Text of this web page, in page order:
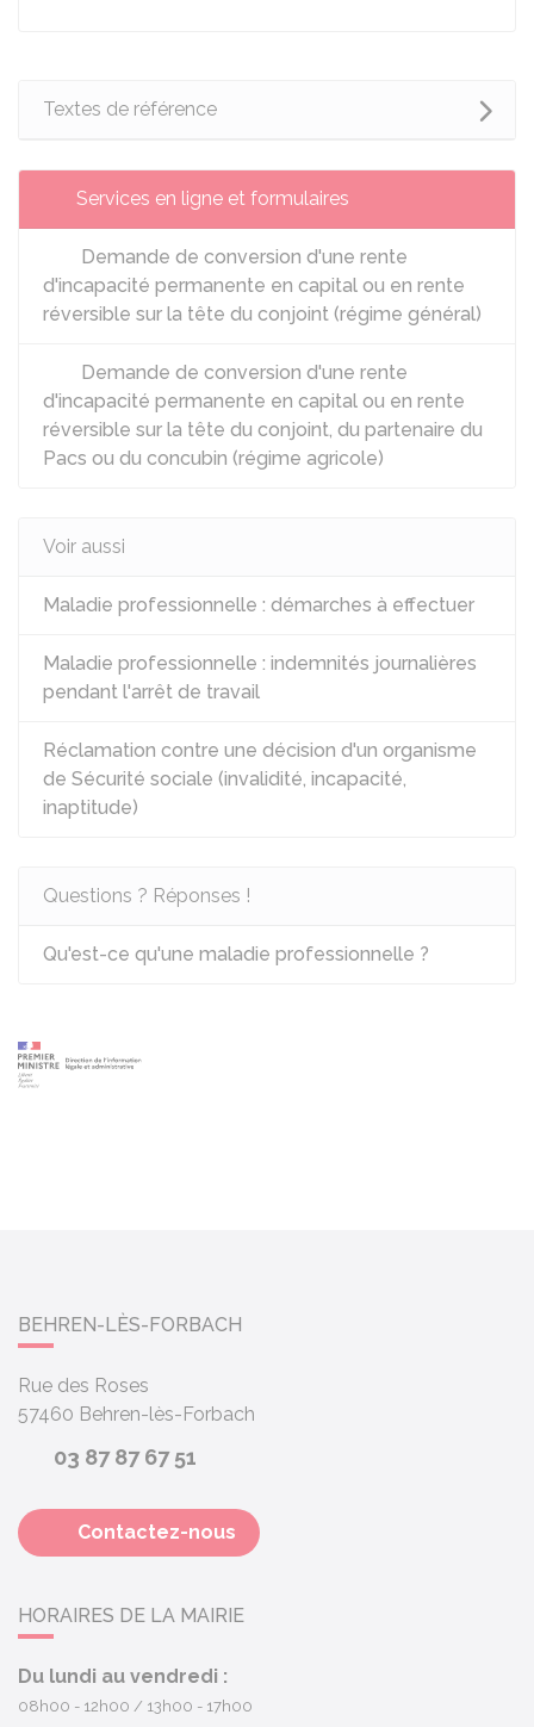
Textes de référence
Services en ligne et formulaires
Demande de conversion d'une rente
d'incapacité permanente en capital ou en rente
réversible sur la tête du conjoint (régime général)
Demande de conversion d'une rente
d'incapacité permanente en capital ou en rente
réversible sur la tête du conjoint, du partenaire du
Pacs ou du concubin (régime agricole)
Voir aussi
Maladie professionnelle : démarches à effectuer
Maladie professionnelle : indemnités journalières
pendant l'arrêt de travail
Réclamation contre une décision d'un organisme
de Sécurité sociale (invalidité, incapacité,
inaptitude)
Questions ? Réponses !
Qu'est-ce qu'une maladie professionnelle ?
BEHREN-LÈS-FORBACH
Rue des Roses
57460 Behren-lès-Forbach
03 87 87 67 51
Contactez-nous
HORAIRES DE LA MAIRIE
Du lundi au vendredi :
08h00 - 12h00 13h00 - 17h00